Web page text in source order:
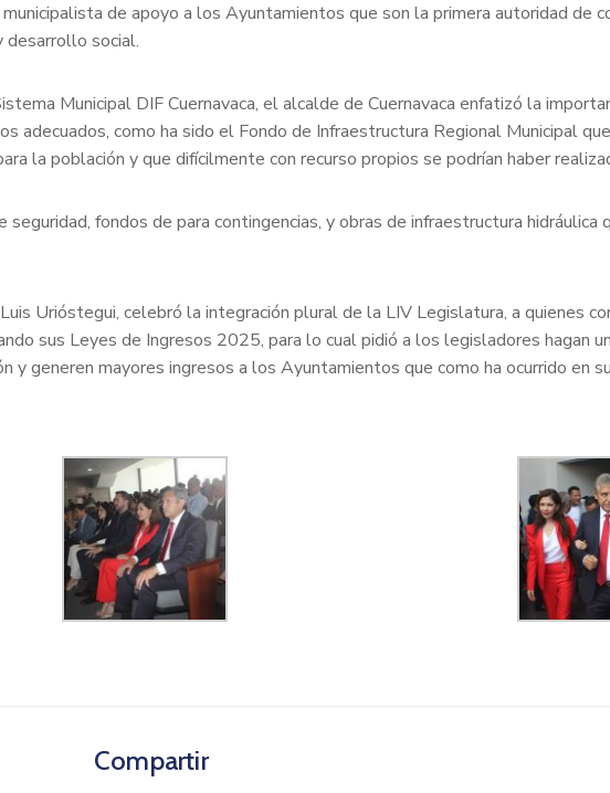
de apoyo a los Ayuntamientos que son la primera autoridad de
desarrollo social.
Municipal DIF Cuernavaca, el alcalde de Cuernavaca enfatizó la
adecuados, como ha sido el Fondo de Infraestructura Regional Municipal
la población y que difícilmente con recurso propios se podrían haber
fondos de para contingencias, y obras de infraestructura hidráulica
Urióstegui, celebró la integración plural de la LIV Legislatura, a quienes
sus Leyes de Ingresos 2025, para lo cual pidió a los legisladores hagan
y generen mayores ingresos a los Ayuntamientos que como ha ocurrido en
Compartir